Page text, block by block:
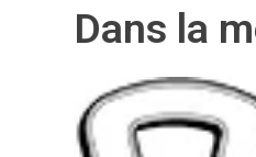
Dans la